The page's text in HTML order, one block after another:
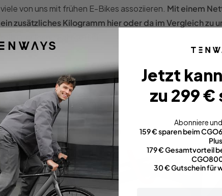
viele von uns mit frühen E-Bikes assoziieren. Mit einem
ein zusätzliches Kilogramm hier oder da im Vergleich zu
Jetzt
zu 299 €
Abonniere
159 € sparen beim
Plus
179 € Gesamtvorteil
30 € Gutschein für